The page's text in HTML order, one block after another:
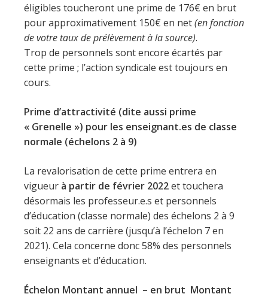
éligibles toucheront une prime de 176€ en brut
pour approximativement 150€ en net(en fonction
de votre taux de prélèvement à la source).
Trop de personnels sont encore écartés par
cette prime ; l’action syndicale est toujours en
cours.
Prime d’attractivité (dite aussi prime
« Grenelle ») pour les enseignant.es de classe
normale (échelons 2 à 9)
La revalorisation de cette prime entrera en
vigueur à partir de février 2022et touchera
désormais les professeur.e.s et personnels
d’éducation (classe normale) des échelons 2 à 9
soit 22 ans de carrière (jusqu’à l’échelon 7 en
2021). Cela concerne donc 58% des personnels
enseignants et d’éducation.
Échelon Montant annuel – en brut Montant